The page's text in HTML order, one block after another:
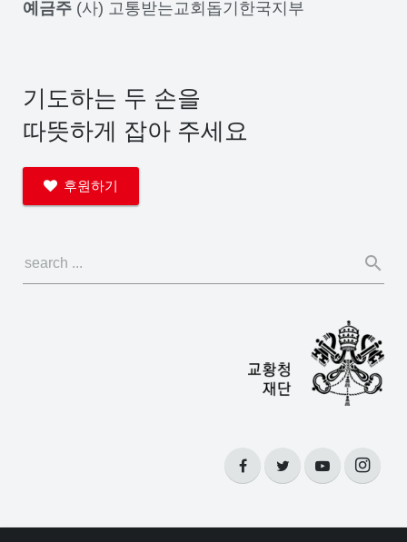
예금주 (사) 고통받는교회돕기한국지부
기도하는 두 손을
따뜻하게 잡아 주세요
후원하기